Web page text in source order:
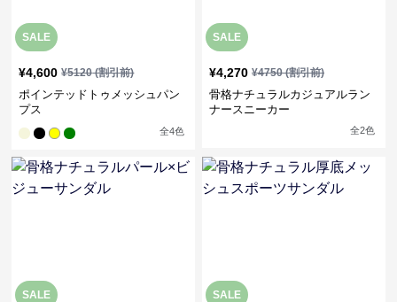
SALE
¥4,600 ¥5120(割引前)
ポインテッドトゥメッシュパン
プス
全4色
SALE
¥4,270 ¥4750(割引前)
骨格ナチュラルカジュアルラン
ナースニーカー
全2色
SALE SALE